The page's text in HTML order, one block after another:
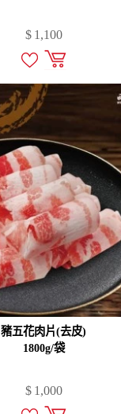
$ 1,100
豬五花肉片(去皮)
1800g/袋
$ 1,000